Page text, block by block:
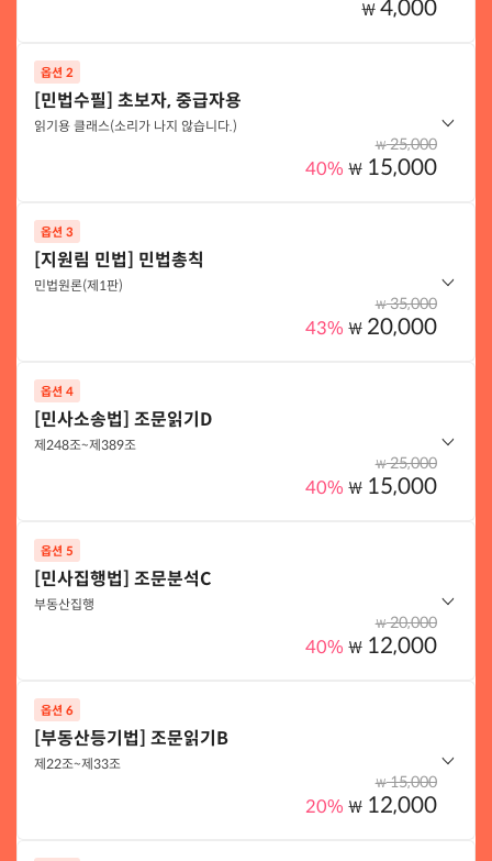
₩4,000
옵션 구성
고딩민법 조문읽기A 제1조~제30조
옵션 선택하기
옵션 2
[민법수필] 초보자, 중급자용
읽기용 클래스(소리가 나지 않습니다.)
₩25,000
40% ₩15,000
옵션 구성
민법수필(초보자, 중급자용)(읽기용)
옵션 선택하기
옵션 3
[지원림 민법] 민법총칙
민법원론(제1판)
₩35,000
43% ₩20,000
옵션 구성
지원림 민법원론(제1판)의 민법총칙
옵션 선택하기
옵션 4
[민사소송법] 조문읽기D
제248조~제389조
₩25,000
40% ₩15,000
옵션 구성
민사소송법 조문읽기D(제248조~제389조)
옵션 선택하기
옵션 5
[민사집행법] 조문분석C
부동산집행
₩20,000
40% ₩12,000
옵션 구성
민사집행법 조문분석 C(부동산집행)
옵션 선택하기
옵션 6
[부동산등기법] 조문읽기B
제22조~제33조
₩15,000
20% ₩12,000